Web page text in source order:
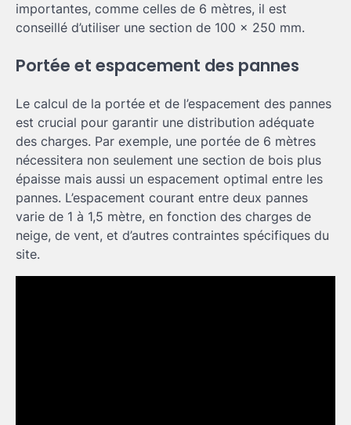
importantes, comme celles de 6 mètres, il est
conseillé d’utiliser une section de 100 x 250 mm.
Portée et espacement des pannes
Le calcul de la portée et de l’espacement des pannes
est crucial pour garantir une distribution adéquate
des charges. Par exemple, une portée de 6 mètres
nécessitera non seulement une section de bois plus
épaisse mais aussi un espacement optimal entre les
pannes. L’espacement courant entre deux pannes
varie de 1 à 1,5 mètre, en fonction des charges de
neige, de vent, et d’autres contraintes spécifiques du
site.